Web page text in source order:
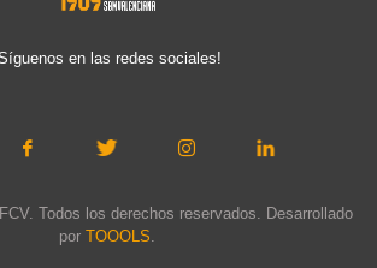
en las redes sociales!
Todos los derechos reservados. Desarrollado
por TOOOLS